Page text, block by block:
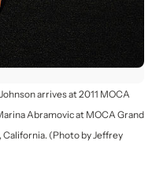
arrives at 2011 MOCA
Abramovic at MOCA Grand
California. (Photo by Jeffrey